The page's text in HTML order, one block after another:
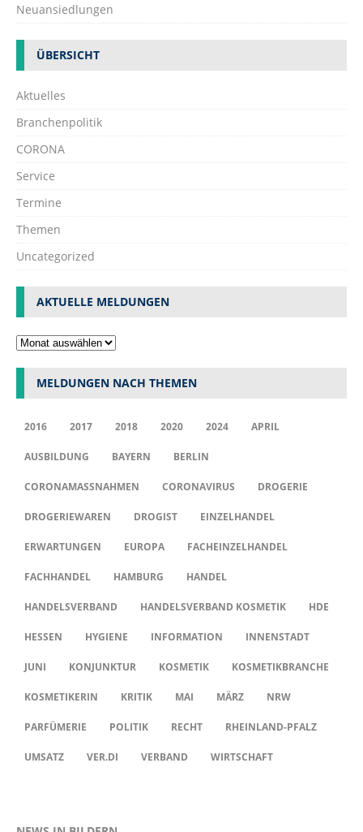
Neuansiedlungen
ÜBERSICHT
Aktuelles
Branchenpolitik
CORONA
Service
Termine
Themen
Uncategorized
AKTUELLE MELDUNGEN
MELDUNGEN NACH THEMEN
2016 2017 2018 2020 2024 APRIL
AUSBILDUNG BAYERN BERLIN
CORONAMASSNAHMEN CORONAVIRUS DROGERIE
DROGERIEWAREN DROGIST EINZELHANDEL
ERWARTUNGEN EUROPA FACHEINZELHANDEL
FACHHANDEL HAMBURG HANDEL
HANDELSVERBAND HANDELSVERBAND KOSMETIK HDE
HESSEN HYGIENE INFORMATION INNENSTADT
JUNI KONJUNKTUR KOSMETIK KOSMETIKBRANCHE
KOSMETIKERIN KRITIK MAI MÄRZ NRW
PARFÜMERIE POLITIK RECHT RHEINLAND-PFALZ
UMSATZ VER.DI VERBAND WIRTSCHAFT